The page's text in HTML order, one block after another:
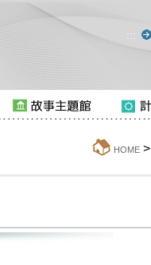
:::
HOME>